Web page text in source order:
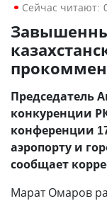
Сейчас читают:
Председатель
конкуренции
конференции
аэропорту и
сообщает
Марат Омаров